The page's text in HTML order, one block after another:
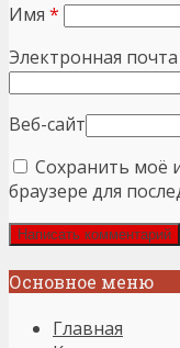
Имя *
Электронная почта
Веб-сайт
Сохранить моё
браузере для
Основное меню
Главная